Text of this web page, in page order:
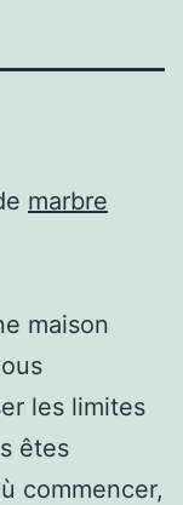
marbre
maison
les limites
êtes
commencer,